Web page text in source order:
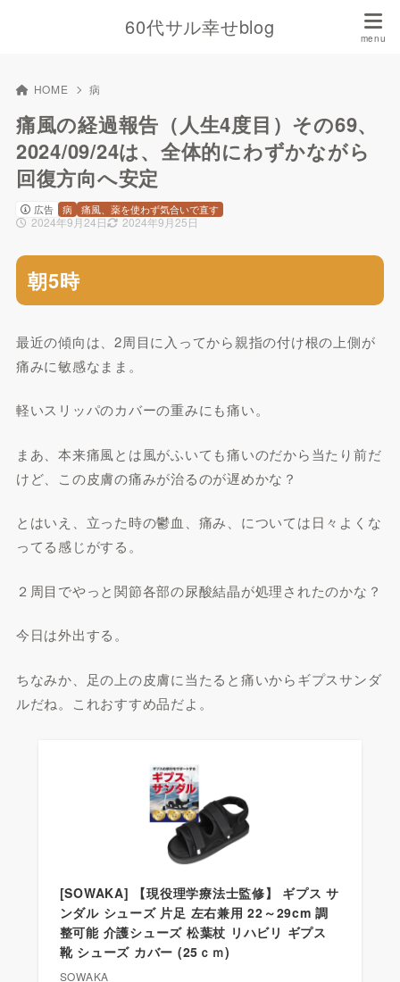
60代サル幸せblog
HOME 病
痛風の経過報告（人生4度目）その69、
2024/09/24は、全体的にわずかながら
回復方向へ安定
広告
2024年9月24日 2024年9月25日
病 痛風、薬を使わず気合いで直す
朝5時
最近の傾向は、2周目に入ってから親指の付け根の上側が
痛みに敏感なまま。
軽いスリッパのカバーの重みにも痛い。
まあ、本来痛風とは風がふいても痛いのだから当たり前だ
けど、この皮膚の痛みが治るのが遅めかな？
とはいえ、立った時の鬱血、痛み、については日々よくな
ってる感じがする。
２周目でやっと関節各部の尿酸結晶が処理されたのかな？
今日は外出する。
ちなみか、足の上の皮膚に当たると痛いからギプスサンダ
ルだね。これおすすめ品だよ。
[SOWAKA] 【現役理学療法士監修】 ギプス サ
ンダル シューズ 片足 左右兼用 22～29cm 調
整可能 介護シューズ 松葉杖 リハビリ ギプス
靴 シューズ カバー (25ｃｍ)
SOWAKA